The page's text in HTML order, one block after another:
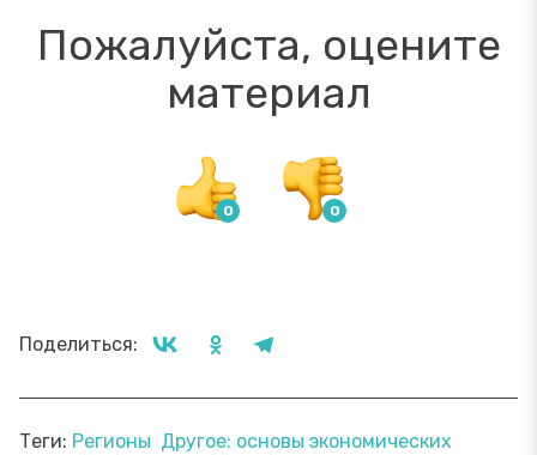
Пожалуйста, оцените
материал
Поделиться:
Теги: Регионы Другое: основы экономических